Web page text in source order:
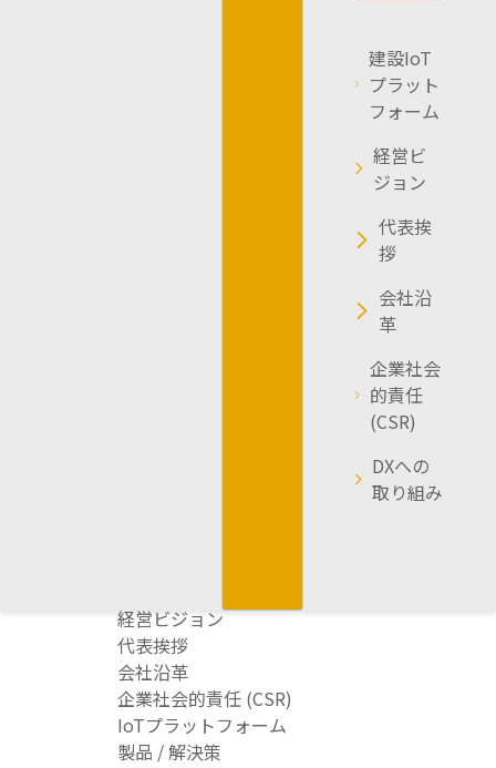
建設IoT
プラット
フォーム
経営ビ
ジョン
代表挨
拶
会社沿
革
企業社会
的責任
(CSR)
DXへの
取り組み
経営ビジョン
代表挨拶
会社沿革
企業社会的責任 (CSR)
IoTプラットフォーム
製品 / 解決策